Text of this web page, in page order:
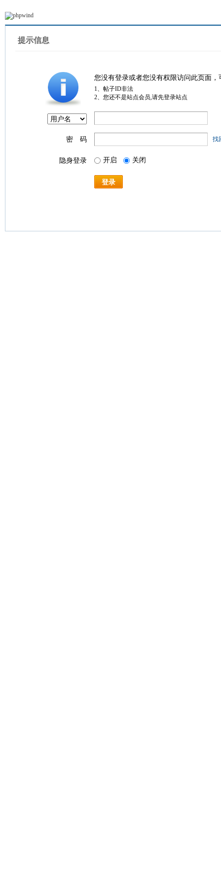
提示信息
您没有登录或者您没有权限访问此页面
1、帖子ID非法
2、您还不是站点会员,请先登录站点
密 码 找
隐身登录 开启 关闭
登录